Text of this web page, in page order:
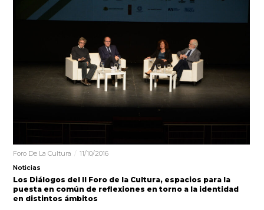
Foro De La Cultura
11/10/2016
Noticias
Los Diálogos del II Foro de la Cultura, espacios para la
puesta en común de reflexiones en torno a la identidad
en distintos ámbitos